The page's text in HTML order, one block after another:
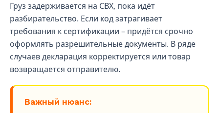
Груз задерживается на СВХ, пока идёт
разбирательство. Если код затрагивает
требования к сертификации – придётся срочно
оформлять разрешительные документы. В ряде
случаев декларация корректируется или товар
возвращается отправителю.
Важный нюанс: